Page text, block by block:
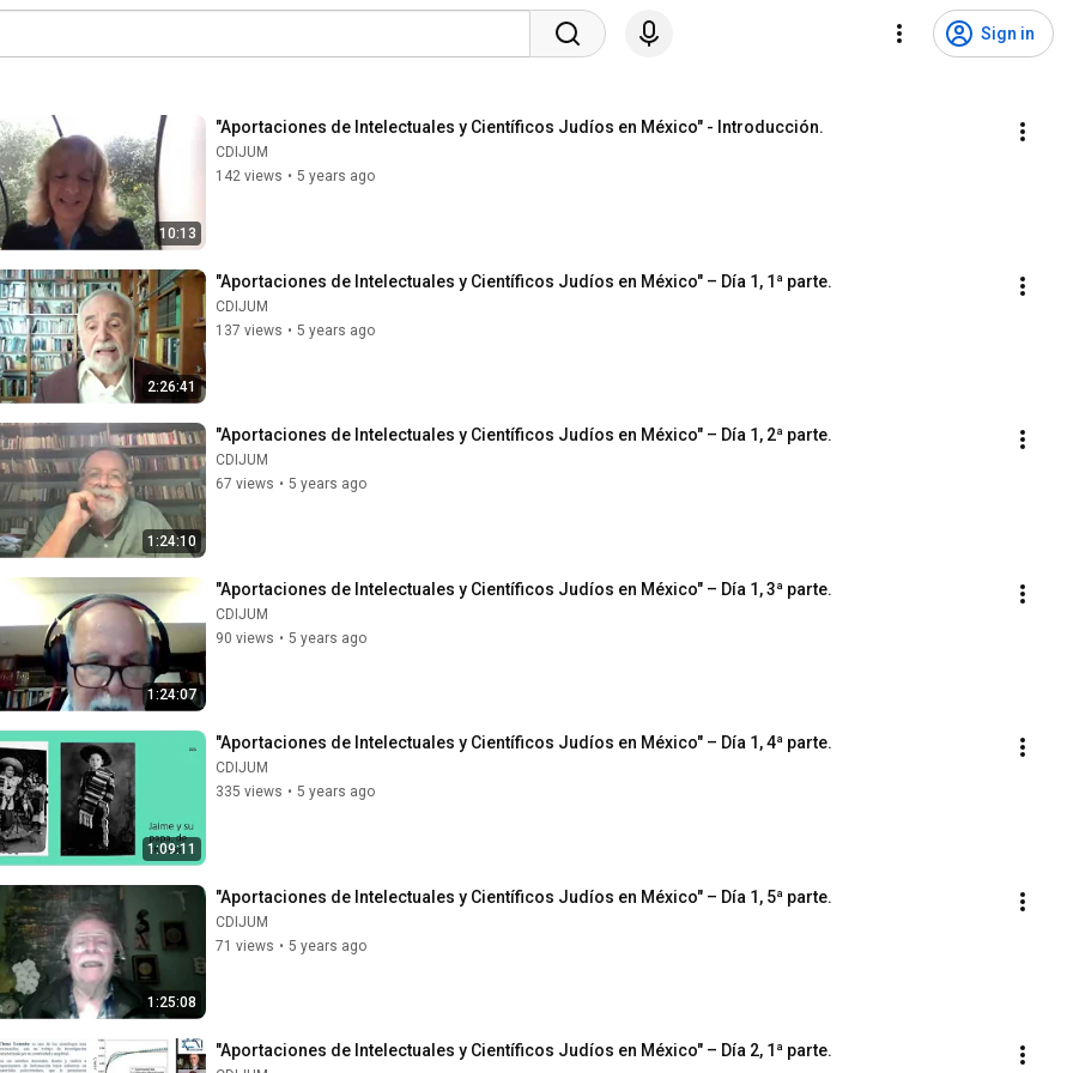
Sign in
10:13
"Aportaciones de Intelectuales y Científicos Judíos en México" - Introducción.
CDIJUM
142 views • 5 years ago
2:26:41
"Aportaciones de Intelectuales y Científicos Judíos en México" – Día 1, 1ª parte.
CDIJUM
137 views • 5 years ago
1:24:10
"Aportaciones de Intelectuales y Científicos Judíos en México" – Día 1, 2ª parte.
CDIJUM
67 views • 5 years ago
1:24:07
"Aportaciones de Intelectuales y Científicos Judíos en México" – Día 1, 3ª parte.
CDIJUM
90 views • 5 years ago
1:09:11
"Aportaciones de Intelectuales y Científicos Judíos en México" – Día 1, 4ª parte.
CDIJUM
335 views • 5 years ago
1:25:08
"Aportaciones de Intelectuales y Científicos Judíos en México" – Día 1, 5ª parte.
CDIJUM
71 views • 5 years ago
"Aportaciones de Intelectuales y Científicos Judíos en México" – Día 2, 1ª parte.